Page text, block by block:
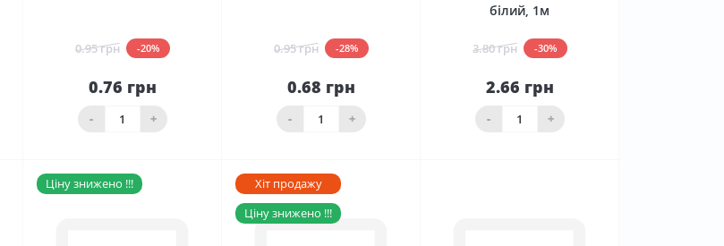
0.95 грн -20%
0.76 грн
- +
кошика
0.95 грн -28%
0.68 грн
- +
кошика
білий, 1м
3.80 грн -30%
2.66 грн
- +
кошика
Ціну знижено !!!
Хіт продажу
Ціну знижено !!!